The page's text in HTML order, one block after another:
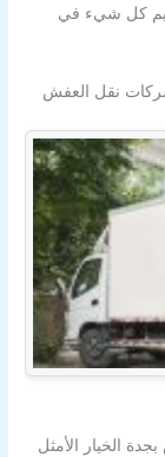
كل شيء في
نقل العفش
الخيار الأمثل